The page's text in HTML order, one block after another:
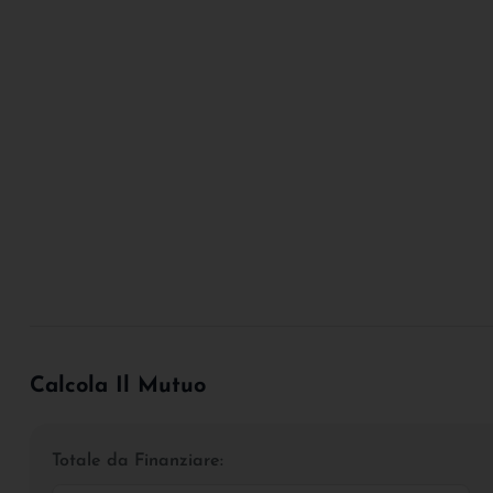
Calcola Il Mutuo
Totale da Finanziare: